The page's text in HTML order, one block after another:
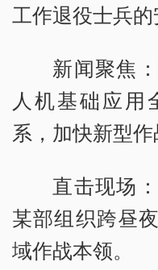
工作退役士兵的
新闻聚焦
人机基础应用
系，加快新型作
直击现场
某部组织跨昼
域作战本领。